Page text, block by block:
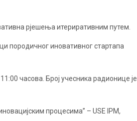
рјешења итериративним путем.
породичног иновативног стартапа
часова. Број учесника радионице је
процесима” – USE IPM,